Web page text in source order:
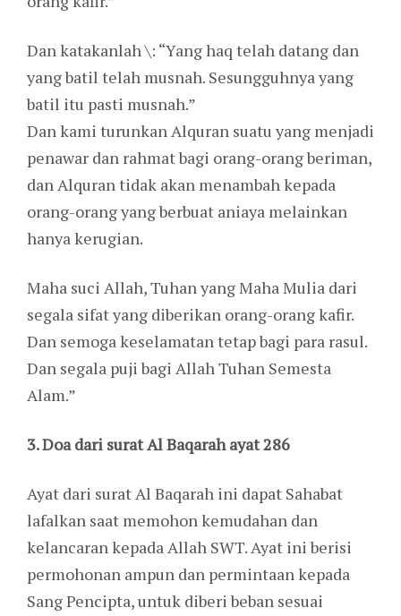
Dan katakanlah \: “Yang haq telah datang dan
yang batil telah musnah. Sesungguhnya yang
batil itu pasti musnah.”
Dan kami turunkan Alquran suatu yang menjadi
penawar dan rahmat bagi orang-orang beriman,
dan Alquran tidak akan menambah kepada
orang-orang yang berbuat aniaya melainkan
hanya kerugian.
Maha suci Allah, Tuhan yang Maha Mulia dari
segala sifat yang diberikan orang-orang kafir.
Dan semoga keselamatan tetap bagi para rasul.
Dan segala puji bagi Allah Tuhan Semesta
Alam.”
3. Doa dari surat Al Baqarah ayat 286
Ayat dari surat Al Baqarah ini dapat Sahabat
lafalkan saat memohon kemudahan dan
kelancaran kepada Allah SWT. Ayat ini berisi
permohonan ampun dan permintaan kepada
Sang Pencipta, untuk diberi beban sesuai